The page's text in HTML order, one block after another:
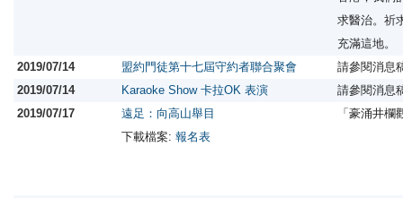
求醫治。祈
充滿這地。
2019/07/14
盟約門徒第十七屆守約者聯合聚會
請參閱消息
2019/07/14
Karaoke Show 卡拉OK 表演
請參閱消息
2019/07/17
遠足：向高山舉目
下載檔案: 報名表
「豪涌井